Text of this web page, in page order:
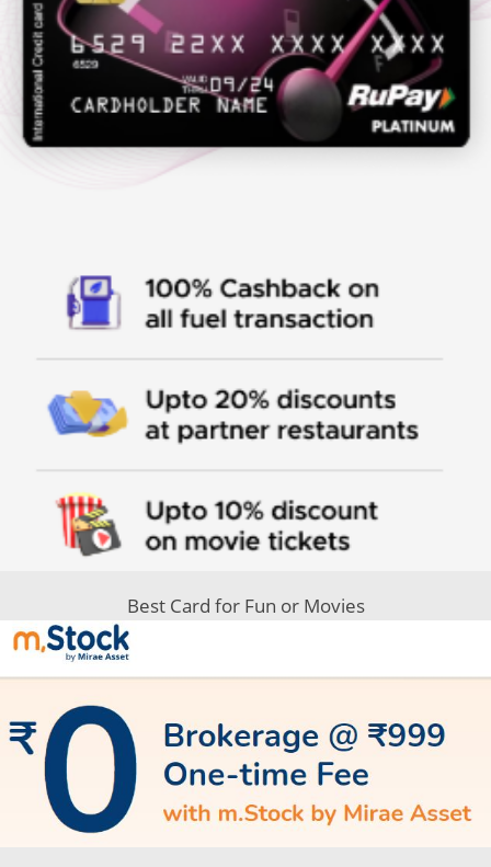
Best Card for Fun or Movies